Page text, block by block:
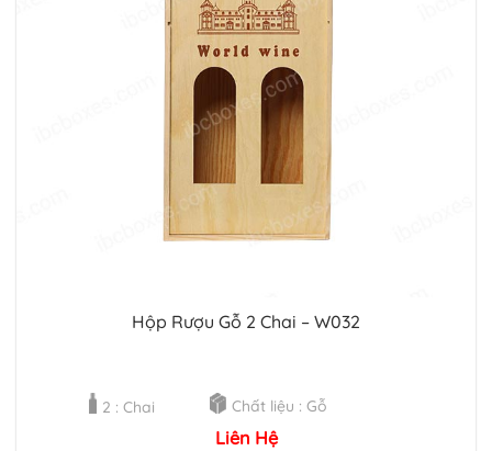
Hộp Rượu Gỗ 2 Chai – W032
2 : Chai Chất liệu : Gỗ
Liên Hệ